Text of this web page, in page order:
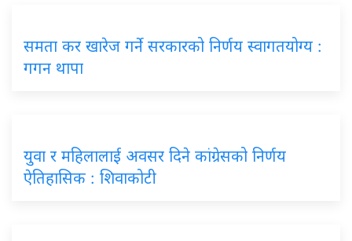
समता कर खारेज गर्ने सरकारको निर्णय स्वागतयोग्य :
गगन थापा
युवा र महिलालाई अवसर दिने कांग्रेसको निर्णय
ऐतिहासिक : शिवाकोटी